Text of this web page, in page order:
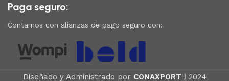
Paga seguro:
Contamos con alianzas de pago seguro con:
Diseñado y Administrado por CONAXPORT 2024